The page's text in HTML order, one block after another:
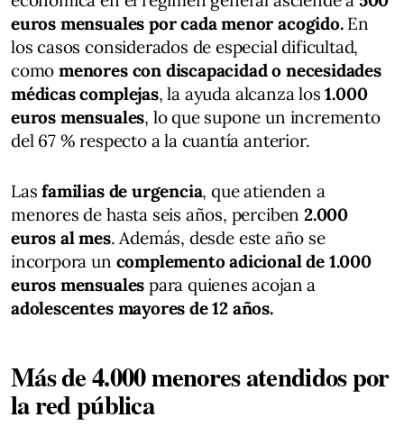
euros mensuales por cada menor acogido.En
los casos considerados de especial dificultad,
comomenores con discapacidad o necesidades
médicas complejas, la ayuda alcanza los1.000
euros mensuales, lo que supone un incremento
del 67 % respecto a la cuantía anterior.
Lasfamilias de urgencia, que atienden a
menores de hasta seis años, perciben 2.000
euros al mes. Además, desde este año se
incorpora un complemento adicional de 1.000
euros mensuales para quienes acojan a
adolescentes mayores de 12 años.
Más de 4.000 menores atendidos por
la red pública